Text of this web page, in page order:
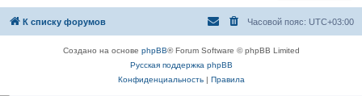
К списку форумов Часовой пояс: UTC+03:00
Создано на основе phpBB® Forum Software © phpBB Limited
Русская поддержка phpBB
Конфиденциальность| Правила